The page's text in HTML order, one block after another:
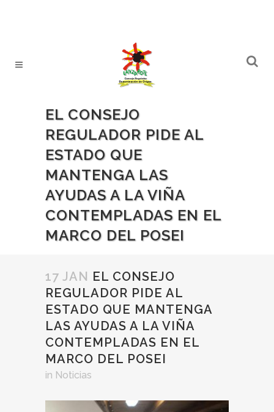
EL CONSEJO
REGULADOR PIDE AL
ESTADO QUE
MANTENGA LAS
AYUDAS A LA VIÑA
CONTEMPLADAS EN EL
MARCO DEL POSEI
17 JAN EL CONSEJO
REGULADOR PIDE AL
ESTADO QUE MANTENGA
LAS AYUDAS A LA VIÑA
CONTEMPLADAS EN EL
MARCO DEL POSEI
in Noticias